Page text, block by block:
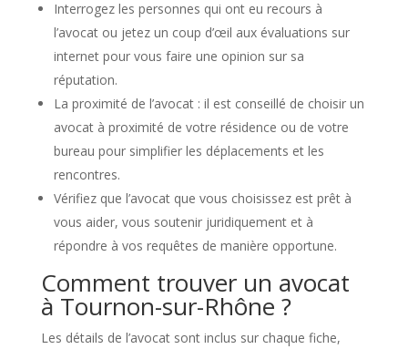
Interrogez les personnes qui ont eu recours à
l’avocat ou jetez un coup d’œil aux évaluations sur
internet pour vous faire une opinion sur sa
réputation.
La proximité de l’avocat : il est conseillé de choisir un
avocat à proximité de votre résidence ou de votre
bureau pour simplifier les déplacements et les
rencontres.
Vérifiez que l’avocat que vous choisissez est prêt à
vous aider, vous soutenir juridiquement et à
répondre à vos requêtes de manière opportune.
Comment trouver un avocat
à Tournon-sur-Rhône ?
Les détails de l’avocat sont inclus sur chaque fiche,